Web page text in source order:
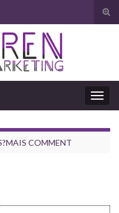
COMMENT